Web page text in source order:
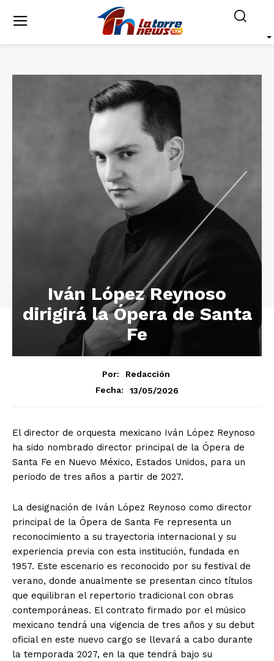
Iván López Reynoso
dirigirá la Ópera de Santa
Fe
Por:
Redacción
Fecha:
13/05/2026
El director de orquesta mexicano Iván López Reynoso
ha sido nombrado director principal de la Ópera de
Santa Fe en Nuevo México, Estados Unidos, para un
periodo de tres años a partir de 2027.
La designación de Iván López Reynoso como director
principal de la Ópera de Santa Fe representa un
reconocimiento a su trayectoria internacional y su
experiencia previa con esta institución, fundada en
1957. Este escenario es reconocido por su festival de
verano, donde anualmente se presentan cinco títulos
que equilibran el repertorio tradicional con obras
contemporáneas. El contrato firmado por el músico
mexicano tendrá una vigencia de tres años y su debut
oficial en este nuevo cargo se llevará a cabo durante
la temporada 2027, en la que tendrá bajo su